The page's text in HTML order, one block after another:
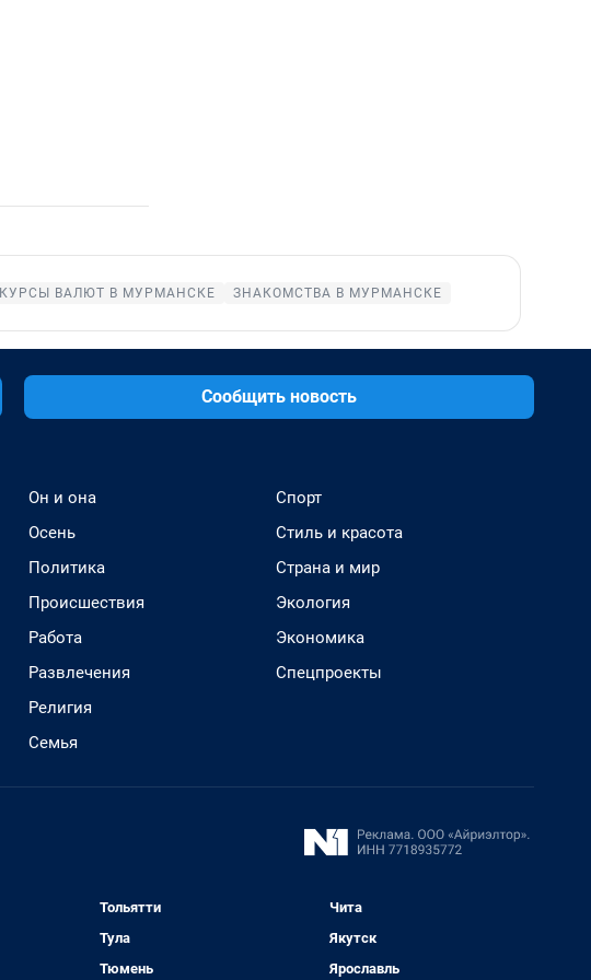
КУРСЫ ВАЛЮТ В МУРМАНСКЕ ЗНАКОМСТВА В МУРМАНСКЕ
Сообщить новость
Он и она
Осень
Политика
Происшествия
Работа
Развлечения
Религия
Семья
Спорт
Стиль и красота
Страна и мир
Экология
Экономика
Спецпроекты
Тольятти
Тула
Тюмень
Чита
Якутск
Ярославль